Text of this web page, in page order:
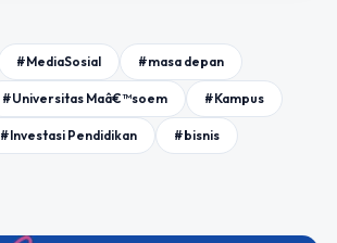
#MediaSosial #masa depan
#Universitas Maâ€™soem #Kampus
#Investasi Pendidikan #bisnis